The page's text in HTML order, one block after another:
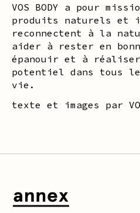
VOS BODY a pour
produits naturels et
reconnectent à la
aider à rester en
épanouir et à
potentiel dans tous
vie.
texte et images par